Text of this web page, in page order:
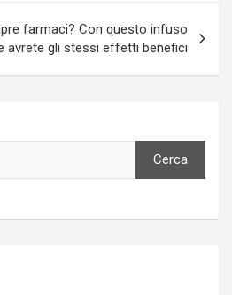
farmaci? Con questo infuso
avrete gli stessi effetti benefici
Cerca